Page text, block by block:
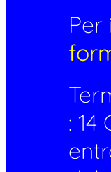
Per
: 14